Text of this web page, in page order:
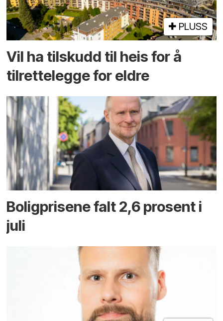
PLUSS
Vil ha tilskudd til heis for å
tilrettelegge for eldre
Boligprisene falt 2,6 prosent i
juli